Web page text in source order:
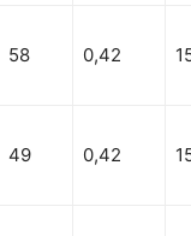
58 0,42
49 0,42